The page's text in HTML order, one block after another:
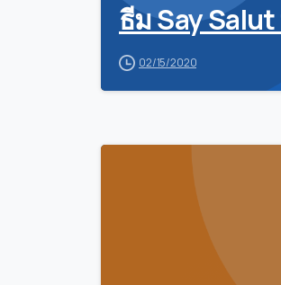
ธีม Say
02/15/2020